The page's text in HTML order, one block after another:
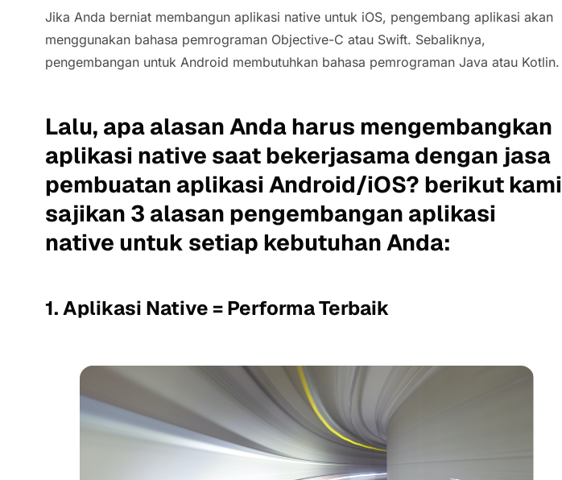
Jika Anda berniat membangun aplikasi native untuk iOS, pengembang aplikasi akan
menggunakan bahasa pemrograman Objective-C atau Swift. Sebaliknya,
pengembangan untuk Android membutuhkan bahasa pemrograman Java atau Kotlin.
Lalu, apa alasan Anda harus mengembangkan
aplikasi native saat bekerjasama dengan jasa
pembuatan aplikasi Android/iOS? berikut kami
sajikan 3 alasan pengembangan aplikasi
native untuk setiap kebutuhan Anda:
1. Aplikasi Native = Performa Terbaik